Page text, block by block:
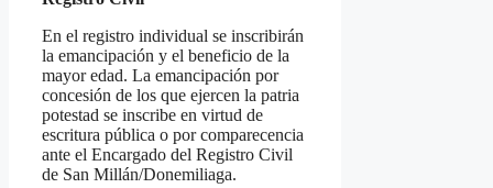
En el registro individual se inscribirán
la emancipación y el beneficio de la
mayor edad. La emancipación por
concesión de los que ejercen la patria
potestad se inscribe en virtud de
escritura pública o por comparecencia
ante el Encargado del Registro Civil
de San Millán/Donemiliaga.